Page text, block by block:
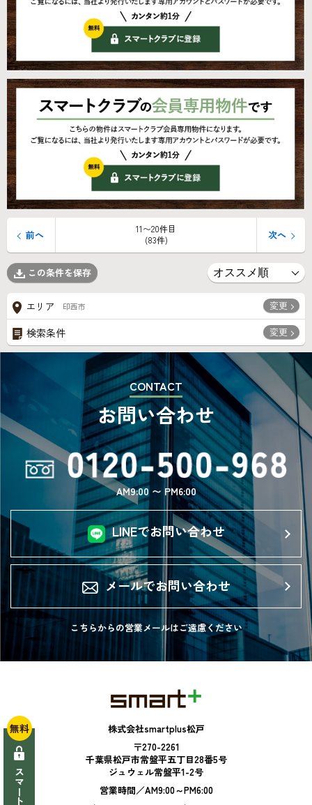
11〜20件目
(83件)
前へ 次へ
この条件を保存
エリア 印西市 変更
検索条件 変更
CONTACT
お問い合わせ
AM9:00 〜 PM6:00
LINEでお問い合わせ
メールでお問い合わせ
こちらからの営業メールはご遠慮ください
株式会社smartplus松戸
〒270-2261
千葉県松戸市常盤平五丁目28番5号
ジュウェル常盤平1-2号
営業時間／AM9:00～PM6:00
無料